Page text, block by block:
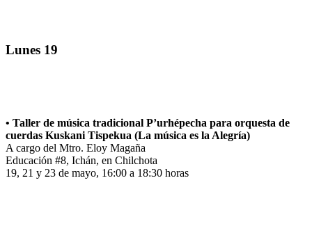
Lunes 19
• Taller de música tradicional P’urhépecha para orquesta de
cuerdas Kuskani Tispekua (La música es la Alegría)
A cargo del Mtro. Eloy Magaña
Educación #8, Ichán, en Chilchota
19, 21 y 23 de mayo, 16:00 a 18:30 horas